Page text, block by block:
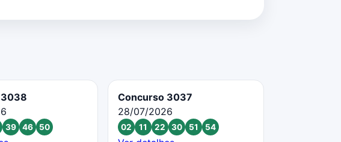
39 46 50
Concurso 3037
28/07/2026
02 11 22 30 51 54